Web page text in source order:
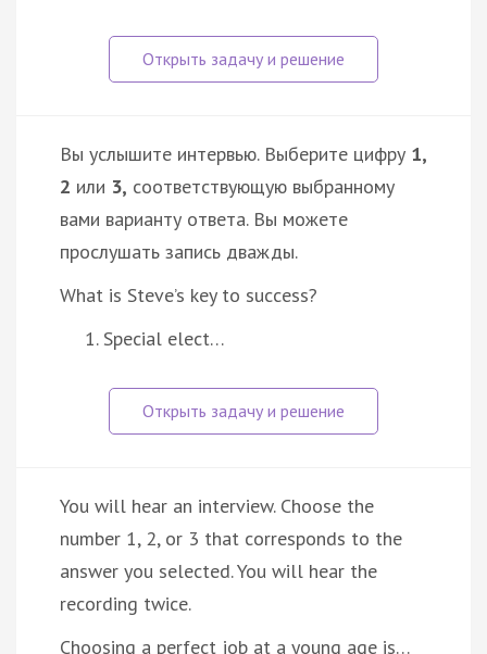
Вы услышите интервью. Выберите цифру 1,
2 или 3, соответствующую выбранному
вами варианту ответа. Вы можете
прослушать запись дважды.
What is Steve’s key to success?
Special elect…
You will hear an interview. Choose the
number 1, 2, or 3 that corresponds to the
answer you selected. You will hear the
recording twice.
Choosing a perfect job at a young age is…